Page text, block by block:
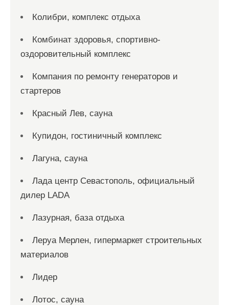
Колибри, комплекс отдыха
Комбинат здоровья, спортивно-
оздоровительный комплекс
Компания по ремонту генераторов и
стартеров
Красный Лев, сауна
Купидон, гостиничный комплекс
Лагуна, сауна
Лада центр Севастополь, официальный
дилер LADA
Лазурная, база отдыха
Леруа Мерлен, гипермаркет строительных
материалов
Лидер
Лотос, сауна